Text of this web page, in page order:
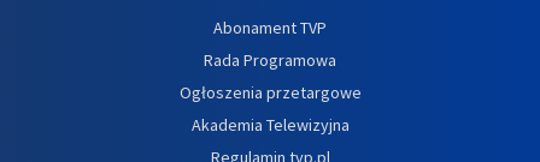
Abonament TVP
Rada Programowa
Ogłoszenia przetargowe
Akademia Telewizyjna
Regulamin tvp.pl